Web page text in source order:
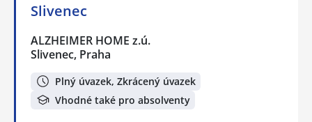
Slivenec
ALZHEIMER HOME z.ú.
Slivenec, Praha
Plný úvazek, Zkrácený úvazek
Vhodné také pro absolventy